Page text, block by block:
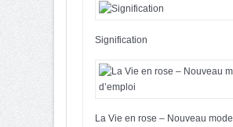
Signification
La Vie en rose – Nouveau mode